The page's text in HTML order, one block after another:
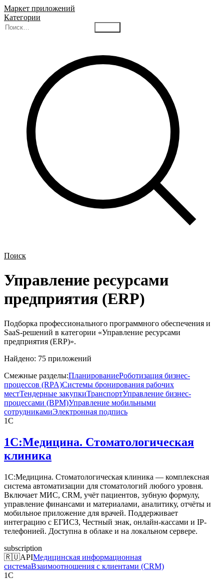
Маркет приложений
Категории
Поиск
Управление ресурсами
предприятия (ERP)
Подборка профессионального программного обеспечения и
SaaS-решений в категории «Управление ресурсами
предприятия (ERP)».
Найдено: 75 приложений
Смежные разделы:ПланированиеРоботизация бизнес-
процессов (RPA)Системы бронирования рабочих
местТендерные закупкиТранспортУправление бизнес-
процессами (BPM)Управление мобильными
сотрудникамиЭлектронная подпись
1С
1С:Медицина. Стоматологическая
клиника
1С:Медицина. Стоматологическая клиника — комплексная
система автоматизации для стоматологий любого уровня.
Включает МИС, CRM, учёт пациентов, зубную формулу,
управление финансами и материалами, аналитику, отчёты и
мобильное приложение для врачей. Поддерживает
интеграцию с ЕГИСЗ, Честный знак, онлайн-кассами и IP-
телефонией. Доступна в облаке и на локальном сервере.
subscription
🇷🇺APIМедицинская информационная
системаВзаимоотношения с клиентами (CRM)
1С